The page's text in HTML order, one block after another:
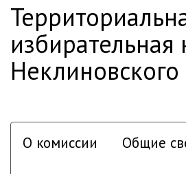
избирательная
О комиссии Общие